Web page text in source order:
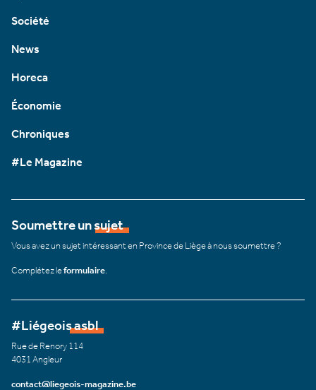
Société
News
Horeca
Économie
Chroniques
#Le Magazine
Soumettre un sujet
Vous avez un sujet intéressant en Province de Liège à nous soumettre ?
Complétez leformulaire
#Liégeois asbl
Rue de Renory 114
4031 Angleur
contact@liegeois-magazine.be